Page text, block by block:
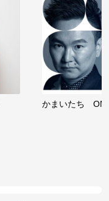
かまいたち